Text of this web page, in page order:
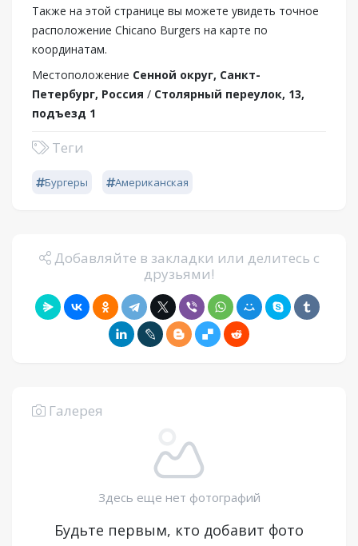
Также на этой странице вы можете увидеть точное
расположение Chicano Burgers на карте по
координатам.
Местоположение Сенной округ, Санкт-
Петербург, Россия / Столярный переулок, 13,
подъезд 1
Теги
Бургеры Американская
Добавляйте в закладки или делитесь с
друзьями!
Галерея
Здесь еще нет фотографий
Будьте первым, кто добавит фото